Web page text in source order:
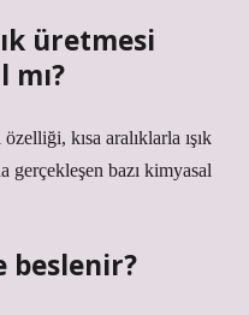
üretmesi
kısa aralıklarla ışık
gerçekleşen bazı kimyasal
beslenir?